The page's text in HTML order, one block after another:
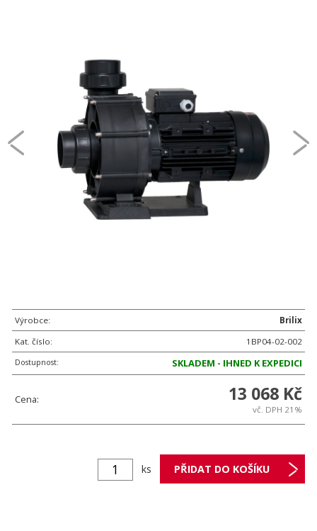
Výrobce:
Brilix
Kat. číslo:
1BP04-02-002
Dostupnost:
SKLADEM - IHNED K EXPEDICI
Cena: 13 068 Kč
vč. DPH 21%
ks